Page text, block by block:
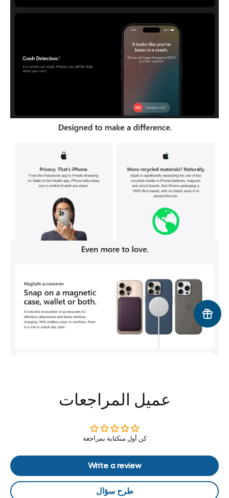
عميل المراجعات
كن أول منكتابة بمراجعة
Write a review
طرح سؤال